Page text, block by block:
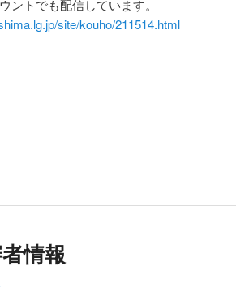
トでも配信しています。
site/kouho/211514.html
情報